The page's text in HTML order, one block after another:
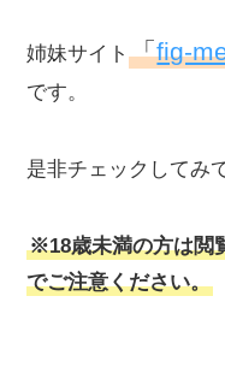
姉妹サイト「fig-
です。
是非チェックしてみ
※18歳未満の方は閲
でご注意ください。